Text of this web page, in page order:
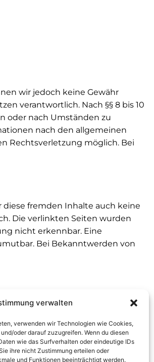
verwalten
verwenden wir Technologien wie Cookies,
oder darauf zuzugreifen. Wenn du diesen
wie das Surfverhalten oder eindeutige IDs
ihre nicht Zustimmung erteilen oder
und Funktionen beeinträchtigt werden.
wir jedoch keine Gewähr
verantwortlich. Nach §§ 8 bis 10
oder nach Umständen zu
nach den allgemeinen
Rechtsverletzung möglich. Bei
fremden Inhalte auch keine
Die verlinkten Seiten wurden
nicht erkennbar. Eine
Bei Bekanntwerden von
Bearbeitung,
Autors bzw. Erstellers.
Seite nicht vom Betreiber
Sie trotzdem auf eine
werden wir derartige